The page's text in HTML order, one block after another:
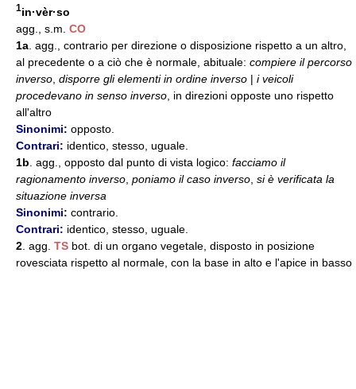
1in·vèr·so
agg., s.m. CO
1a . agg., contrario per direzione o disposizione rispetto a un altro,
al precedente o a ciò che è normale, abituale: compiere il percorso
inverso disporre gli elementi in ordine inverso | i veicoli
procedevano in senso inverso , in direzioni opposte uno rispetto
all'altro
Sinonimi: opposto.
Contrari: identico, stesso, uguale.
1b . agg., opposto dal punto di vista logico: facciamo il
ragionamento inverso poniamo il caso inverso si è verificata la
situazione inversa
Sinonimi: contrario.
Contrari: identico, stesso, uguale.
2 . agg. TS bot. di un organo vegetale, disposto in posizione
rovesciata rispetto al normale, con la base in alto e l'apice in basso